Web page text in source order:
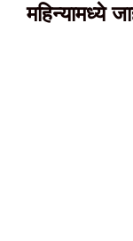
महिन्यामध्ये